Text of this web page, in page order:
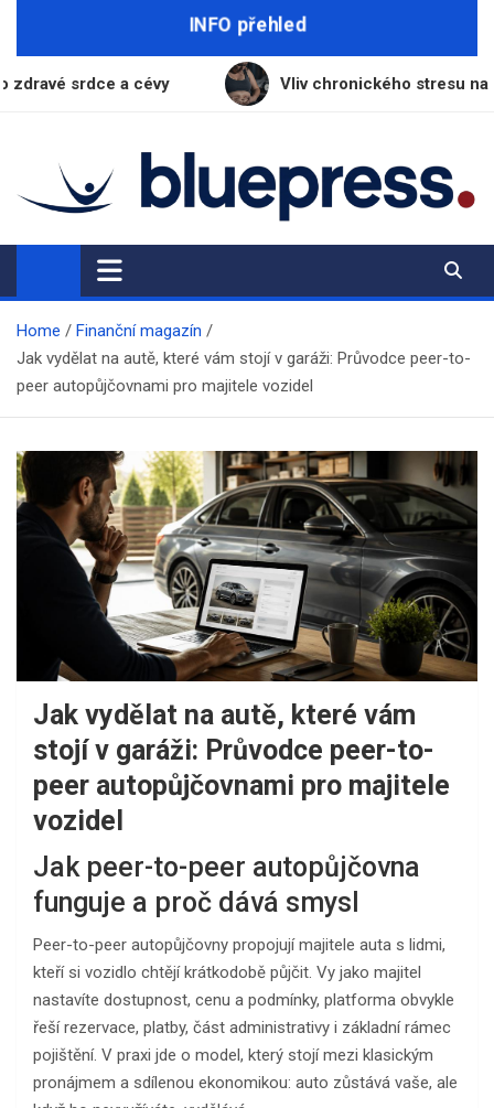
INFO přehled
Vliv chronického stresu na tloustnutí: Jak
BluePress.cz
Seriózní průvodce moderním životem
Home
Finanční magazín
Jak vydělat na autě, které vám stojí v garáži: Průvodce peer-to-
peer autopůjčovnami pro majitele vozidel
Jak vydělat na autě, které vám
stojí v garáži: Průvodce peer-to-
peer autopůjčovnami pro majitele
vozidel
Jak peer-to-peer autopůjčovna
funguje a proč dává smysl
Peer-to-peer autopůjčovny propojují majitele auta s lidmi,
kteří si vozidlo chtějí krátkodobě půjčit. Vy jako majitel
nastavíte dostupnost, cenu a podmínky, platforma obvykle
řeší rezervace, platby, část administrativy i základní rámec
pojištění. V praxi jde o model, který stojí mezi klasickým
pronájmem a sdílenou ekonomikou: auto zůstává vaše, ale